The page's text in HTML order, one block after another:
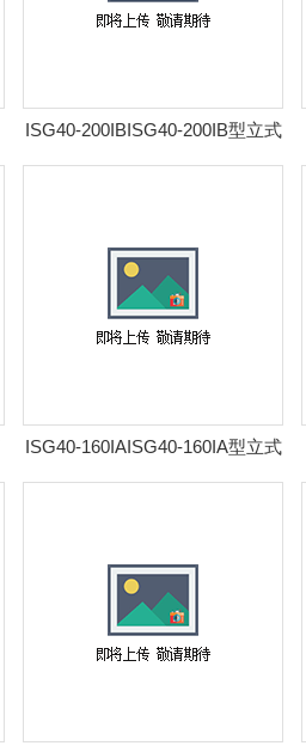
ISG40-200IBISG40-200IB型立式
管道泵
ISG40-160IAISG40-160IA型立式
管道泵